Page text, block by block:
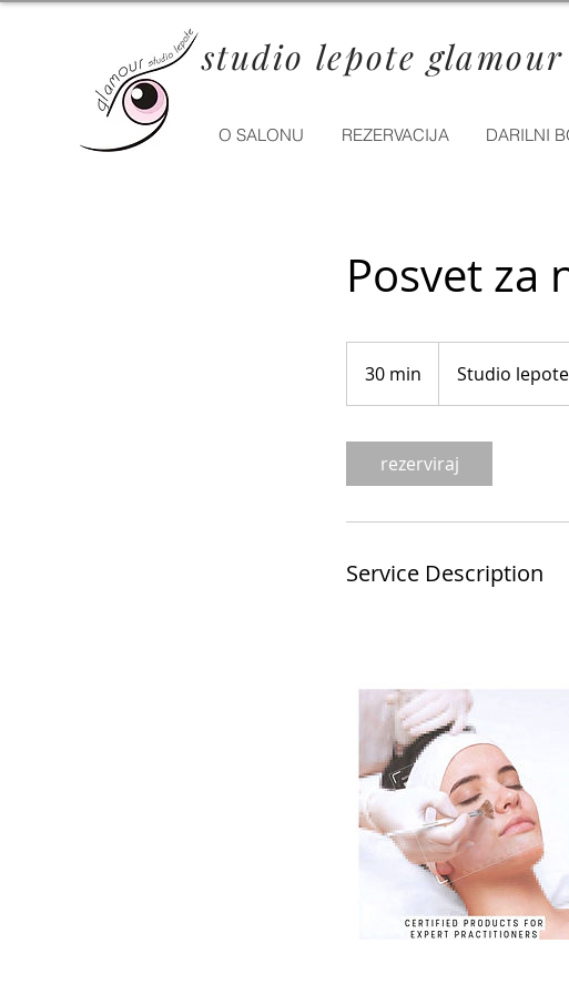
studio lepote glamour
O SALONU REZERVACIJA DARILNI
Posvet za
30 min
0
i
n
Studio
rezerviraj
Service Description